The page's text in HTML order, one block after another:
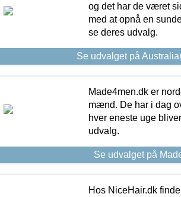
og det har de været
med at opnå en
se deres udvalg.
Se udvalget på
Made4men.dk er
mænd. De har i dag
hver eneste uge
udvalg.
Se udvalget på
Hos NiceHair.dk